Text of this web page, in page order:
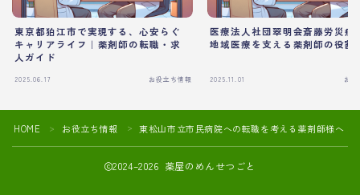
東京都狛江市で実現する、心安らぐ
キャリアライフ｜薬剤師の転職・求
人ガイド
2025.06.17 お役立ち情報
医療法人社団翠明会斎藤労災病
地域医療を支える薬剤師の役割
2025.11.01 お
HOME ＞ お役立ち情報 ＞ 東松山市立市民病院への転職を考える薬剤師様へ：
2024–2026 薬屋のめんせつごと